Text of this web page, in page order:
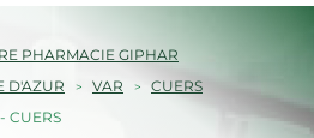
PHARMACIE GIPHAR
D'AZUR
VAR
CUERS
CUERS